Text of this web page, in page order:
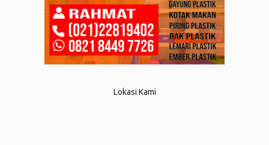
Lokasi Kami